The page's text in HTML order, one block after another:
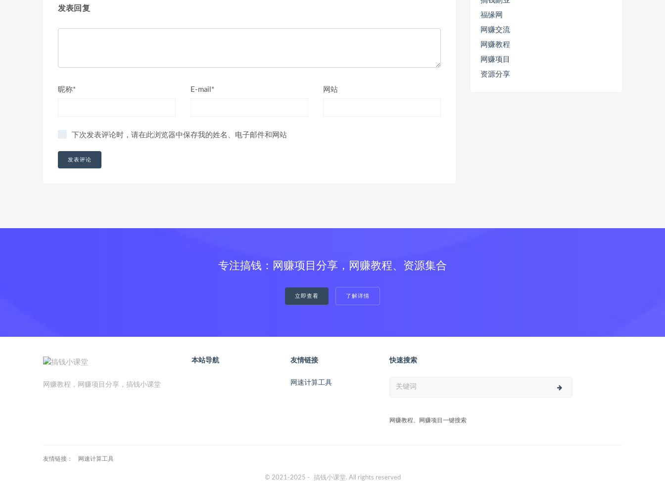
发表回复
昵称* E-mail* 网站
下次发表评论时，请在此浏览器中保存我的姓名、电子邮件和网站
福缘网
网赚交流
网赚教程
网赚项目
资源分享
专注搞钱：网赚项目分享，网赚教程、资源集合
立即查看 了解详情
网赚教程，网赚项目分享，搞钱小课堂
本站导航 友情链接
网速计算工具
快速搜索
网赚教程、网赚项目一键搜索
友情链接： 网速计算工具
© 2021-2025 - 搞钱小课堂. All rights reserved